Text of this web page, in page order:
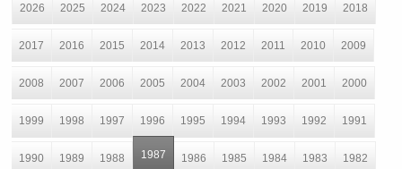
2026 2025 2024 2023 2022 2021 2020 2019 2018
2017 2016 2015 2014 2013 2012 2011 2010 2009
2008 2007 2006 2005 2004 2003 2002 2001 2000
1999 1998 1997 1996 1995 1994 1993 1992 1991
1990 1989 1988 1987 1986 1985 1984 1983 1982